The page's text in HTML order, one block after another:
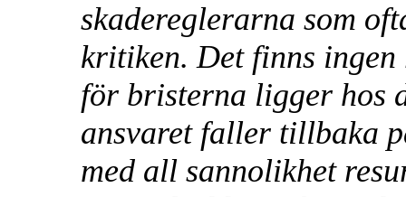
skadereglerarna som
kritiken. Det finns
för bristerna ligger hos
ansvaret faller tillbaka
med all sannolikhet